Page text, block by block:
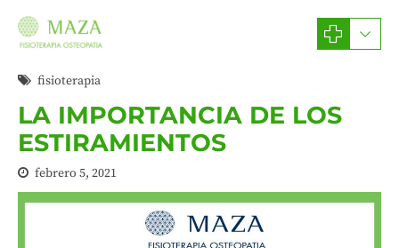
fisioterapia
LA IMPORTANCIA DE LOS
ESTIRAMIENTOS
febrero 5, 2021